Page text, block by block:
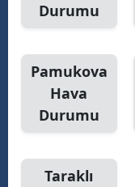
Durumu
Pamukova
Hava
Durumu
Taraklı